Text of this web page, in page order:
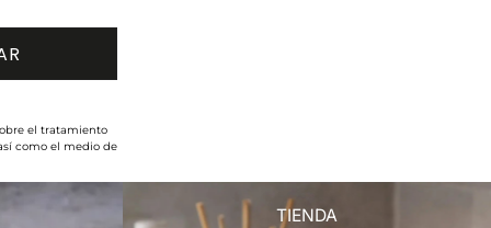
el tratamiento
como el medio de
TIENDA